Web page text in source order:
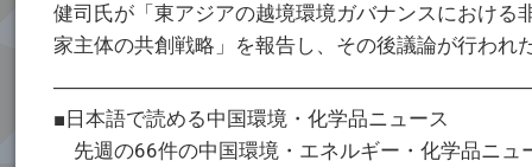
健司氏が「東アジアの越境環境ガバナンスにおける
家主体の共創戦略」を報告し、その後議論が行われた
■日本語で読める中国環境・化学品ニュース
先週の66件の中国環境・エネルギー・化学品ニュ